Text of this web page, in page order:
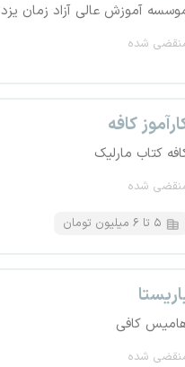
آموزش عالی آزاد زمان یزد
شده
کافه
کتاب مارلیک
شده
۵ تا ۶ میلیون تومان
کافی
شده